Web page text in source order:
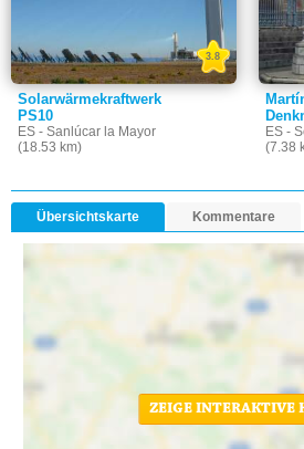
Solarwärmekraftwerk
PS10
ES - Sanlúcar la Mayor
(18.53 km)
3.8
ES -
(7.38
Übersichtskarte Kommentare
ZEIGE INTERAKTIVE